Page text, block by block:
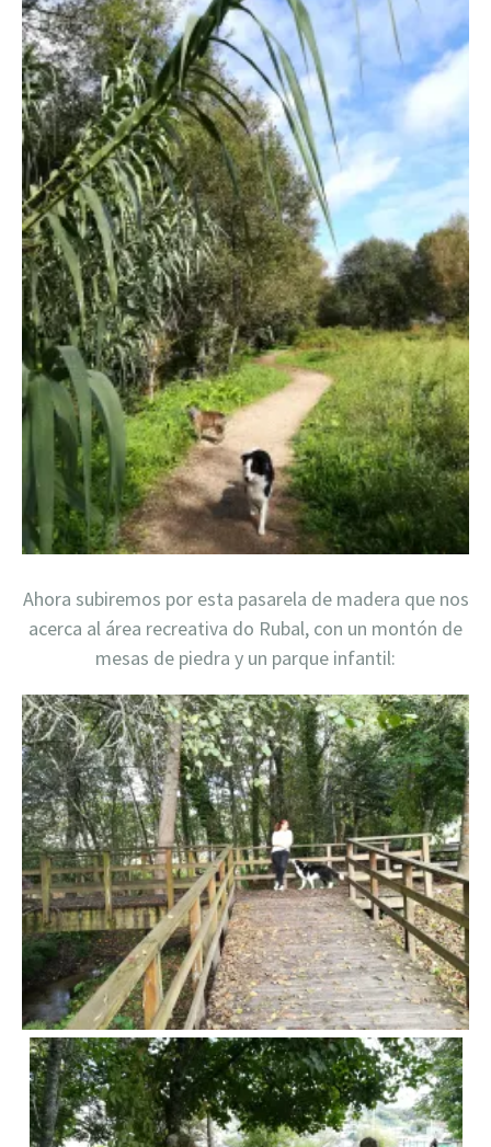
Ahora subiremos por esta pasarela de madera que nos
acerca al área recreativa do Rubal, con un montón de
mesas de piedra y un parque infantil: